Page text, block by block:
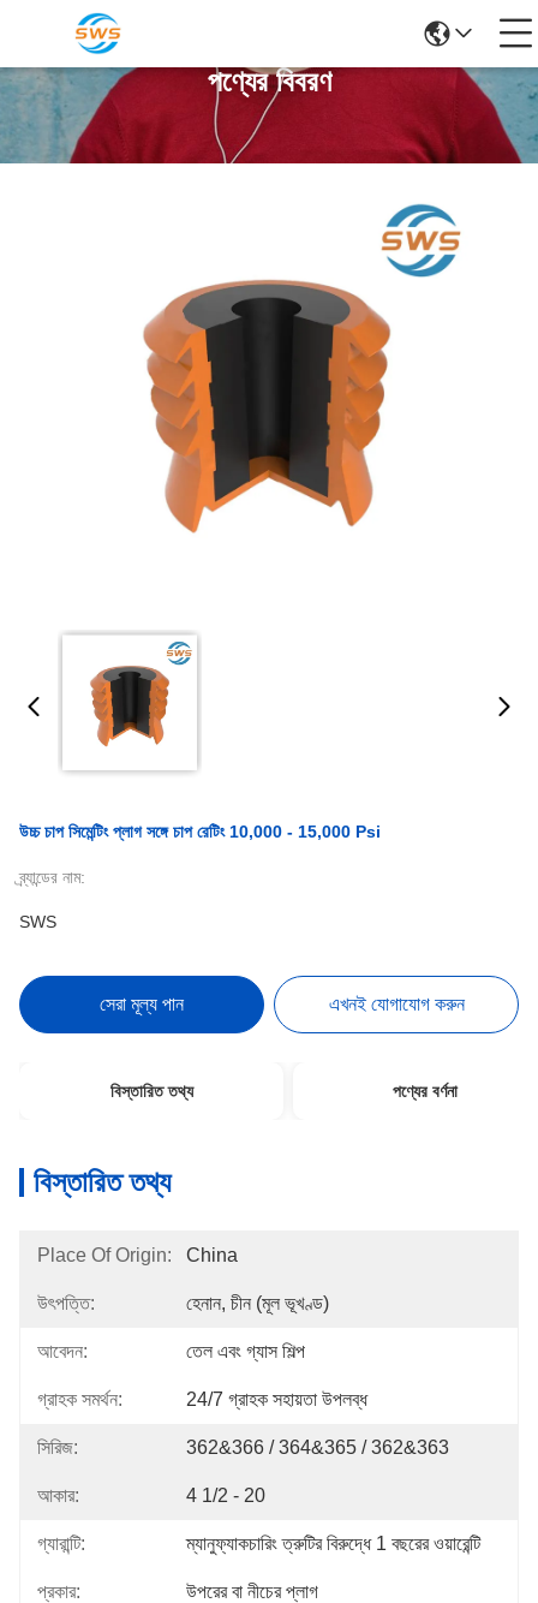
পণ্যের বিবরণ
উচ্চ চাপ সিমেন্টিং প্লাগ সঙ্গে চাপ রেটিং 10,000 - 15,000 Psi
ব্র্যান্ডের নাম:
SWS
সেরা মূল্য পান এখনই যোগাযোগ করুন
বিস্তারিত তথ্য পণ্যের বর্ণনা
বিস্তারিত তথ্য
Place Of Origin: China
উৎপত্তি: হেনান, চীন (মূল ভূখণ্ড)
আবেদন: তেল এবং গ্যাস শিল্প
গ্রাহক সমর্থন: 24/7 গ্রাহক সহায়তা উপলব্ধ
সিরিজ: 362&366 / 364&365 / 362&363
আকার: 4 1/2 - 20
গ্যারান্টি: ম্যানুফ্যাকচারিং ত্রুটির বিরুদ্ধে 1 বছরের ওয়ারেন্টি
প্রকার: উপরের বা নীচের প্লাগ